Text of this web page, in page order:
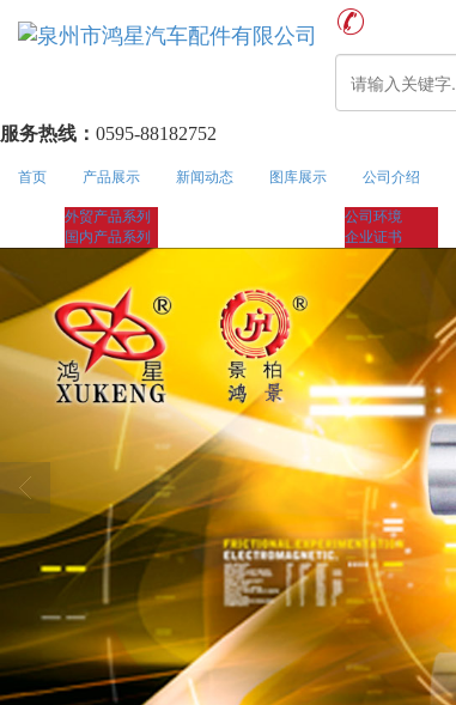
服务热线： 0595-88182752
首页 产品展示
外贸产品系列
国内产品系列
新闻动态 图库展示 公司介绍
公司环境
企业证书